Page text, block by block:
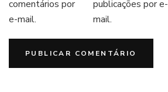
comentários por
e-mail.
publicações por e-
mail.